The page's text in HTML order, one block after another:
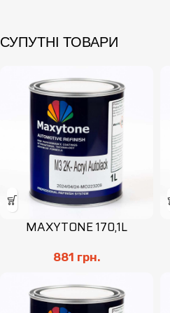
СУПУТНІ ТОВАРИ
MAXYTONE 170,1L
881 грн.